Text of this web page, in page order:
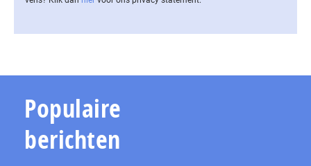
Populaire
berichten